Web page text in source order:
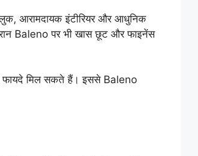
आरामदायक इंटीरियर और आधुनिक
Baleno पर भी खास छूट और फाइनेंस
फायदे मिल सकते हैं। इससे Baleno